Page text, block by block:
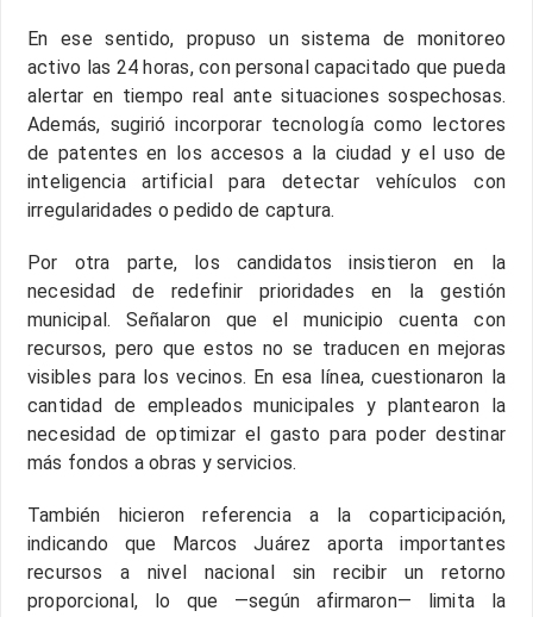
En ese sentido, propuso un sistema de monitoreo
activo las 24 horas, con personal capacitado que pueda
alertar en tiempo real ante situaciones sospechosas.
Además, sugirió incorporar tecnología como lectores
de patentes en los accesos a la ciudad y el uso de
inteligencia artificial para detectar vehículos con
irregularidades o pedido de captura.
Por otra parte, los candidatos insistieron en la
necesidad de redefinir prioridades en la gestión
municipal. Señalaron que el municipio cuenta con
recursos, pero que estos no se traducen en mejoras
visibles para los vecinos. En esa línea, cuestionaron la
cantidad de empleados municipales y plantearon la
necesidad de optimizar el gasto para poder destinar
más fondos a obras y servicios.
También hicieron referencia a la coparticipación,
indicando que Marcos Juárez aporta importantes
recursos a nivel nacional sin recibir un retorno
proporcional, lo que —según afirmaron— limita la